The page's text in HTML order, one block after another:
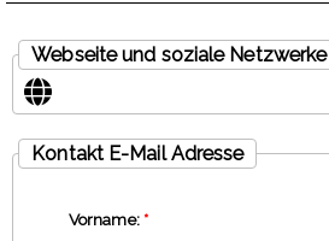
Webseite und soziale Netzwerke
Kontakt E-Mail Adresse
Vorname: *